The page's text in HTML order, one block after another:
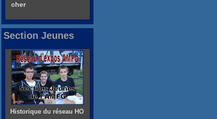
cher
Section Jeunes
Historique du réseau HO